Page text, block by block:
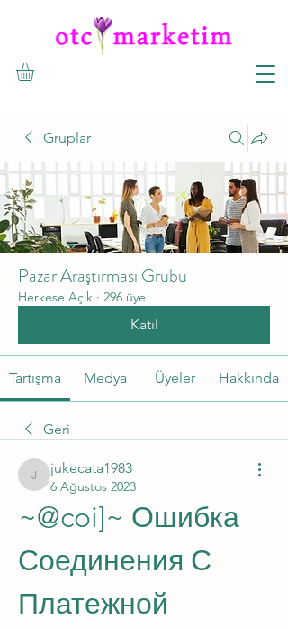
Gruplar
Pazar Araştırması Grubu
Herkese Açık · 296 üye
Katıl
Tartışma Medya Üyeler Hakkında
Geri
jukecata1983
jukecata1983
6 Ağustos 2023
~@coi]~ Ошибка
Соединения С
Платежной